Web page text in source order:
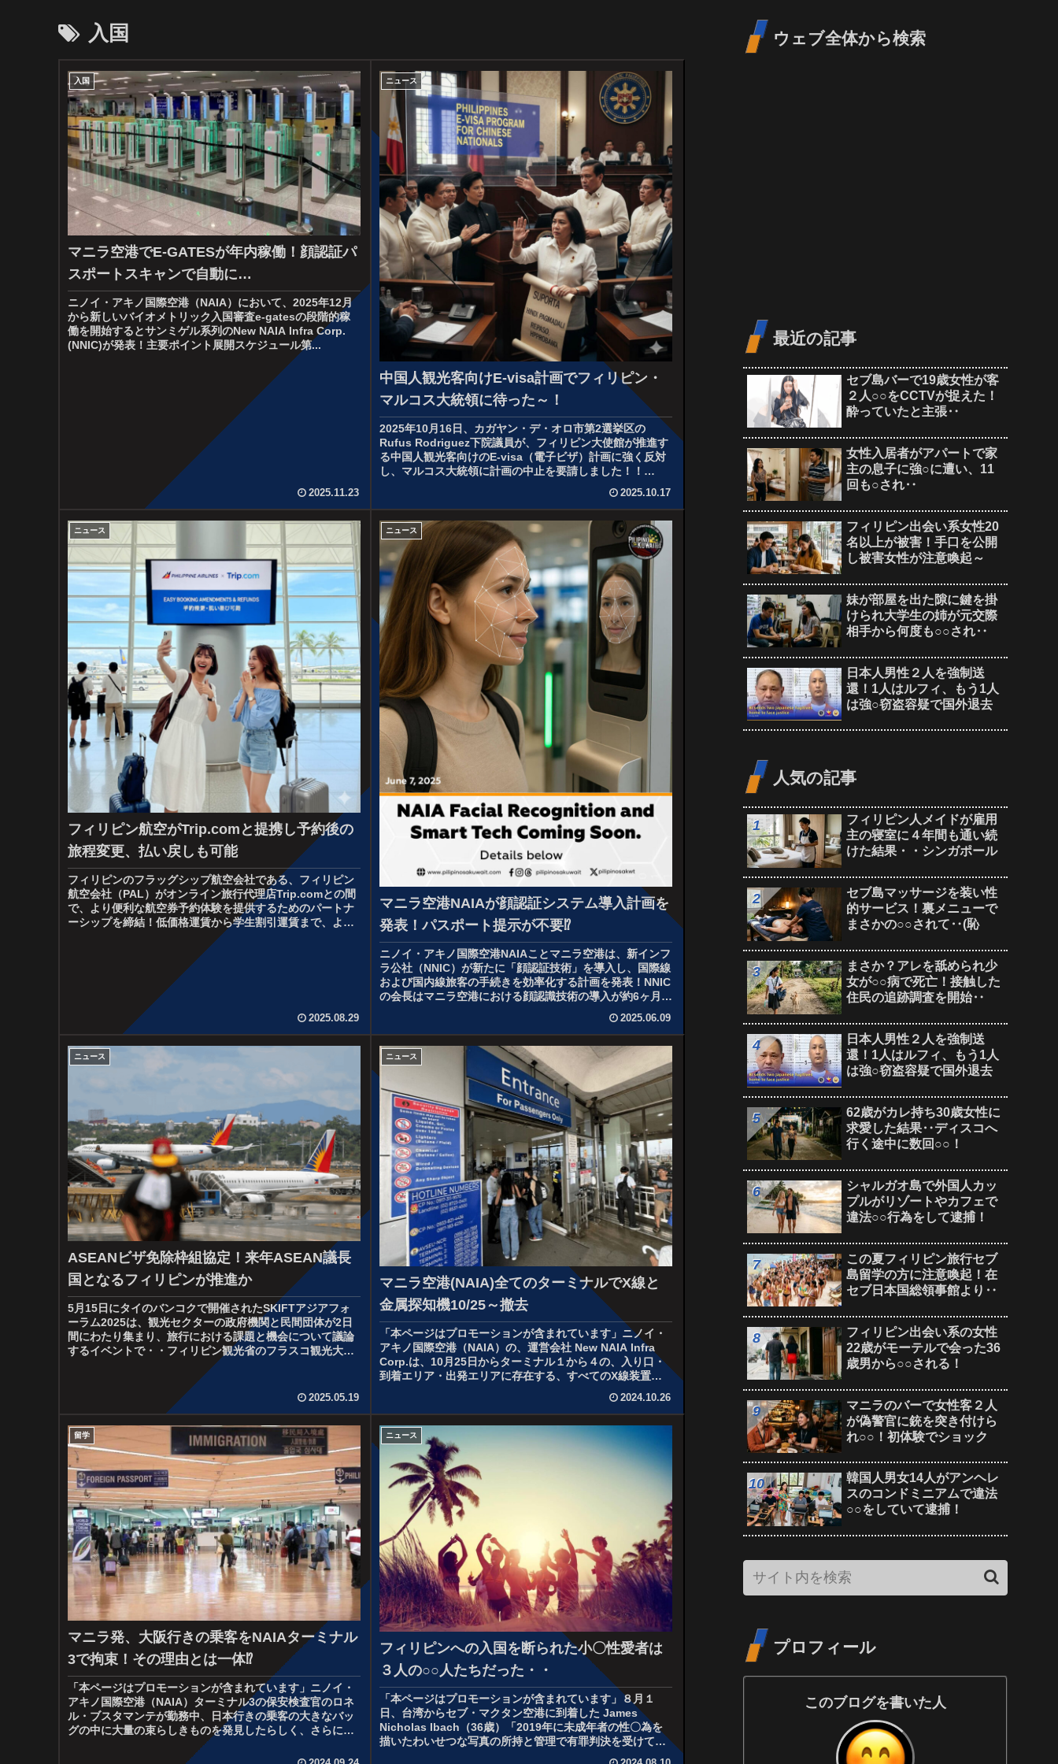
入国
入国
マニラ空港でE-GATESが年内稼働！顔認証パ
スポートスキャンで自動に…
ニノイ・アキノ国際空港（NAIA）において、2025年12月
から新しいバイオメトリック入国審査e-gatesの段階的稼
働を開始するとサンミゲル系列のNew NAIA Infra Corp.
(NNIC)が発表！主要ポイント展開スケジュール第...
2025.11.23
ニュース
中国人観光客向けE-visa計画でフィリピン・
マルコス大統領に待った～！
2025年10月16日、カガヤン・デ・オロ市第2選挙区の
Rufus Rodriguez下院議員が、フィリピン大使館が推進す
る中国人観光客向けのE-visa（電子ビザ）計画に強く反対
し、マルコス大統領に計画の中止を要請しました！！
2025.10.17
ニュース
フィリピン航空がTrip.comと提携し予約後の
旅程変更、払い戻しも可能
フィリピンのフラッグシップ航空会社である、フィリピン
航空会社（PAL）がオンライン旅行代理店Trip.comとの間
で、より便利な航空券予約体験を提供するためのパートナ
ーシップを締結！低価格運賃から学生割引運賃まで、より
2025.08.29
ニュース
マニラ空港NAIAが顔認証システム導入計画を
発表！パスポート提示が不要⁉
ニノイ・アキノ国際空港NAIAことマニラ空港は、新インフ
ラ公社（NNIC）が新たに「顔認証技術」を導入し、国際線
および国内線旅客の手続きを効率化する計画を発表！NNIC
の会長はマニラ空港における顔認識技術の導入が約6ヶ月以
2025.06.09
ニュース
ASEANビザ免除枠組協定！来年ASEAN議長
国となるフィリピンが推進か
5月15日にタイのバンコクで開催されたSKIFTアジアフォ
ーラム2025は、観光セクターの政府機関と民間団体が2日
間にわたり集まり、旅行における課題と機会について議論
するイベントで・・フィリピン観光省のフラスコ観光大臣
2025.05.19
ニュース
マニラ空港(NAIA)全てのターミナルでX線と
金属探知機10/25～撤去
「本ページはプロモーションが含まれています」ニノイ・
アキノ国際空港（NAIA）の、運営会社 New NAIA Infra
Corp.は、10月25日からターミナル１から４の、入り口・
到着エリア・出発エリアに存在する、すべてのX線装置と
2024.10.26
留学
マニラ発、大阪行きの乗客をNAIAターミナル
3で拘束！その理由とは一体⁉
「本ページはプロモーションが含まれています」ニノイ・
アキノ国際空港（NAIA）ターミナル3の保安検査官のロネ
ル・ブスタマンテが勤務中、日本行きの乗客の大きなバッ
グの中に大量の束らしきものを発見したらしく、さらに詳
しい検査の結果、およそ50万...
ニュース
フィリピンへの入国を断られた小〇性愛者は
３人の○○人たちだった・・
「本ページはプロモーションが含まれています」８月１
日、台湾からセブ・マクタン空港に到着した James
Nicholas Ibach（36歳）「2019年に未成年者の性〇為を
描いたわいせつな写真の所持と管理で有罪判決を受けてい
ウェブ全体から検索
最近の記事
セブ島バーで19歳女性が客
２人○○をCCTVが捉えた！
酔っていたと主張‥
女性入居者がアパートで家
主の息子に強○に遭い、11
回も○され‥
フィリピン出会い系女性20
名以上が被害！手口を公開
し被害女性が注意喚起～
妹が部屋を出た隙に鍵を掛
けられ大学生の姉が元交際
相手から何度も○○され‥
日本人男性２人を強制送
還！1人はルフィ、もう1人
は強○窃盗容疑で国外退去
人気の記事
フィリピン人メイドが雇用
主の寝室に４年間も通い続
けた結果・・シンガポール
セブ島マッサージを装い性
的サービス！裏メニューで
まさかの○○されて‥(恥
まさか？アレを舐められ少
女が○○病で死亡！接触した
住民の追跡調査を開始‥
日本人男性２人を強制送
還！1人はルフィ、もう1人
は強○窃盗容疑で国外退去
62歳がカレ持ち30歳女性に
求愛した結果‥ディスコへ
行く途中に数回○○！
シャルガオ島で外国人カッ
プルがリゾートやカフェで
違法○○行為をして逮捕！
この夏フィリピン旅行セブ
島留学の方に注意喚起！在
セブ日本国総領事館より‥
フィリピン出会い系の女性
22歳がモーテルで会った36
歳男から○○される！
マニラのバーで女性客２人
が偽警官に銃を突き付けら
れ○○！初体験でショック
韓国人男女14人がアンヘレ
スのコンドミニアムで違法
○○をしていて逮捕！
プロフィール
このブログを書いた人